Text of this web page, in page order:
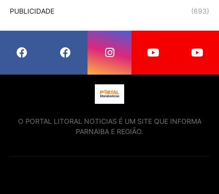
PUBLICIDADE (693)
O PORTAL LITORAL NOTICIAS É UM SITE QUE INFORMA
PARNAIBA E REGIÃO.